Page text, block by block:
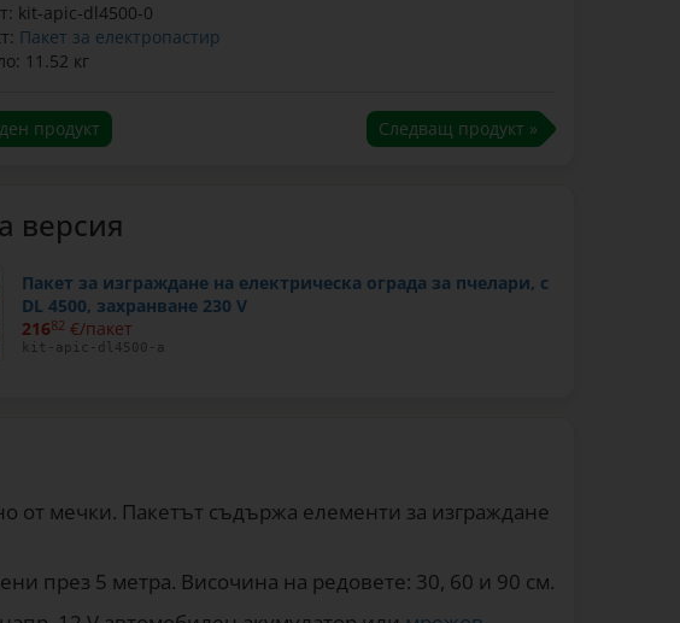
kit-apic-dl4500-0
Пакет за електропастир
11.52 кг
продукт Следващ продукт »
версия
Пакет за изграждане на електрическа ограда за пчелари, с
DL 4500, захранване 230 V
21682 €/пакет
kit-apic-dl4500-a
от мечки. Пакетът съдържа елементи за изграждане
през 5 метра. Височина на редовете: 30, 60 и 90 см.